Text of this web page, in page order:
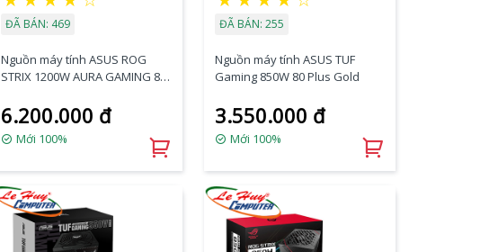
ĐÃ BÁN: 469
Nguồn máy tính ASUS ROG
STRIX 1200W AURA GAMING 80
6.200.000 đ
Mới 100%
ĐÃ BÁN: 255
Nguồn máy tính ASUS TUF
Gaming 850W 80 Plus Gold
3.550.000 đ
Mới 100%